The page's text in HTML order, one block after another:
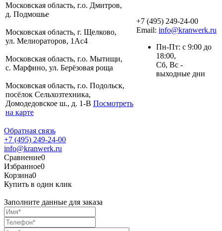
Московская область, г.о. Дмитров,
д. Подмошье
Московская область, г. Щелково,
ул. Мелиораторов, 1Ас4
Московская область, г.о. Мытищи,
с. Марфино, ул. Берёзовая роща
Московская область, г.о. Подольск,
посёлок Сельхозтехника,
Домодедовское ш., д. 1-В Посмотреть
на карте
+7 (495) 249-24-00
Email: info@kranwerk.ru
Пн-Пт: с 9:00 до
18:00,
Сб, Вс -
выходные дни
Обратная связь
+7 (495) 249-24-00
info@kranwerk.ru
Сравнение0
Избранное0
Корзина0
Купить в один клик
Заполните данные для заказа